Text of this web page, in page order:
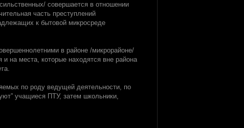
совершается в отношении
часть преступлений
к бытовой микросреде
в районе /микрорайоне/
на места, которые находятся вне района
по роду ведущей деятельности, по
учащиеся ПТУ, затем школьники,